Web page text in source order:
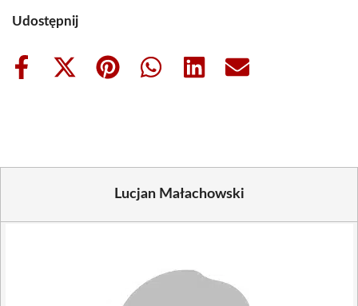
Udostępnij
Share
Share
Share
Share
Share
Share
Lucjan Małachowski